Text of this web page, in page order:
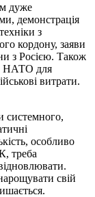
дуже
демонстрація
з
кордону, заяви
з Росією. Також
НАТО для
витрати.
системного,
особливо
треба
свій